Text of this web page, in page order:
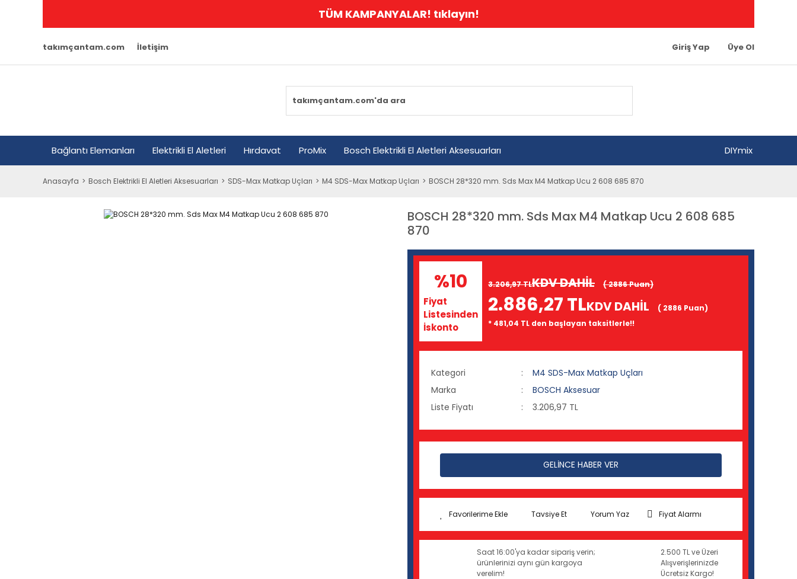
TÜM KAMPANYALAR! tıklayın!
takımçantam.com İletişim Giriş Yap Üye Ol
Bağlantı Elemanları Elektrikli El Aletleri Hırdavat ProMix Bosch Elektrikli El Aletleri Aksesuarları DIYmix
Anasayfa Bosch Elektrikli El Aletleri Aksesuarları SDS-Max Matkap Uçları M4 SDS-Max Matkap Uçları BOSCH 28*320 mm. Sds Max M4 Matkap Ucu 2 608 685 870
BOSCH 28*320 mm. Sds Max M4 Matkap Ucu 2 608 685
870
%10
Fiyat
Listesinden
İskonto
3.206,97 TLKDV DAHİL ( 2886 Puan)
2.886,27 TLKDV DAHİL
( 2886 Puan)
* 481,04 TL den başlayan taksitlerle!!
Kategori
M4 SDS-Max Matkap Uçları
Marka
BOSCH Aksesuar
Liste Fiyatı
3.206,97 TL
GELİNCE HABER VER
Tavsiye Et Yorum Yaz Fiyat Alarmı
Saat 16:00'ya kadar sipariş verin;
ürünlerinizi aynı gün kargoya
verelim!
2.500 TL ve Üzeri
Alışverişlerinizde
Ücretsiz Kargo!